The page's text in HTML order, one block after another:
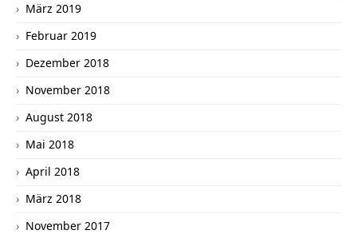
März 2019
Februar 2019
Dezember 2018
November 2018
August 2018
Mai 2018
April 2018
März 2018
November 2017